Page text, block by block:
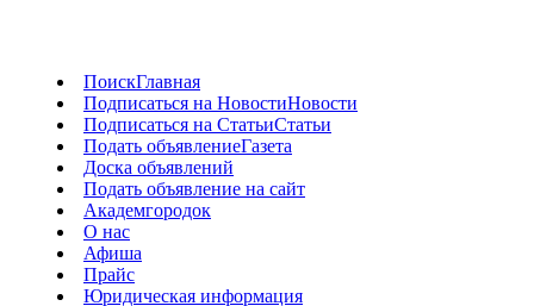
ПоискГлавная
Подписаться на НовостиНовости
Подписаться на СтатьиСтатьи
Подать объявлениеГазета
Доска объявлений
Подать объявление на сайт
Академгородок
О нас
Афиша
Прайс
Юридическая информация